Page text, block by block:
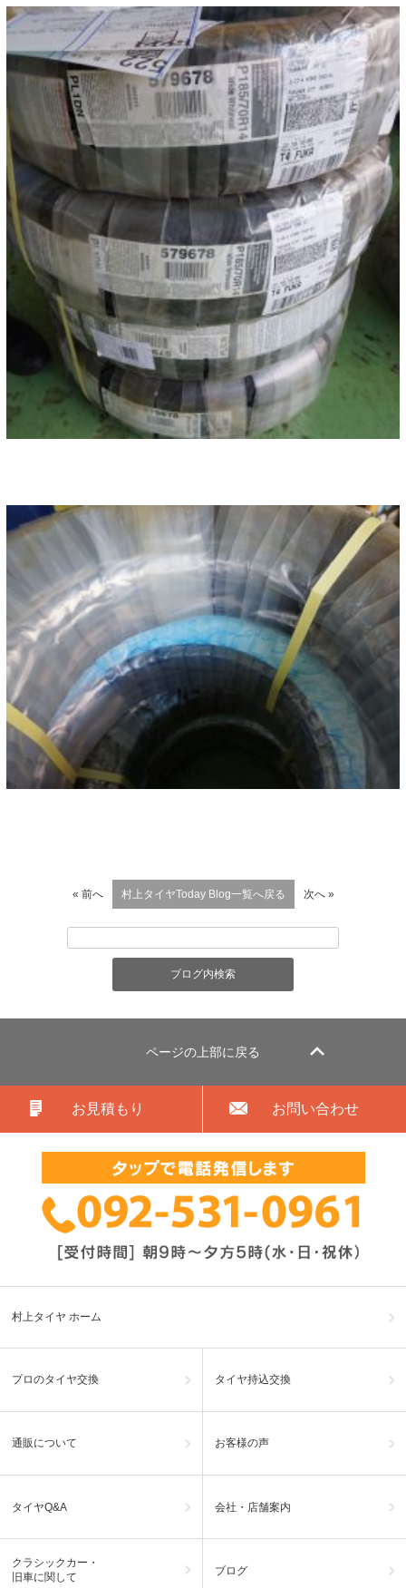
« 前へ 村上タイヤToday Blog一覧へ戻る 次へ »
ページの上部に戻る
お見積もり お問い合わせ
村上タイヤ ホーム
プロのタイヤ交換 タイヤ持込交換
通販について お客様の声
タイヤQ&A 会社・店舗案内
クラシックカー・
旧車に関して
ブログ